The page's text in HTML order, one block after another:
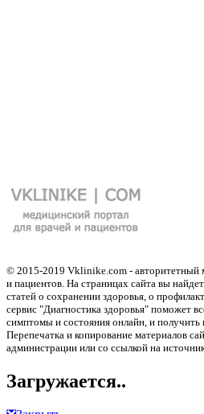
© 2015-2019 Vklinike.com - авторитетный
и пациентов. На страницах сайта вы
статей о сохранении здоровья, о
сервис "Диагностика здоровья" поможет
симптомы и состояния онлайн, и получить
Перепечатка и копирование материалов
администрации или со ссылкой на
Загружается..